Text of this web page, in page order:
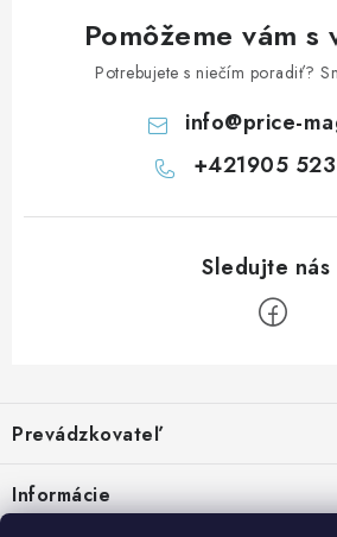
Pomôžeme vám s
Potrebujete s niečím poradiť?
info@price-
+421905
p
ä
t
Prevádzkovateľ
Malinová 49
Informácie